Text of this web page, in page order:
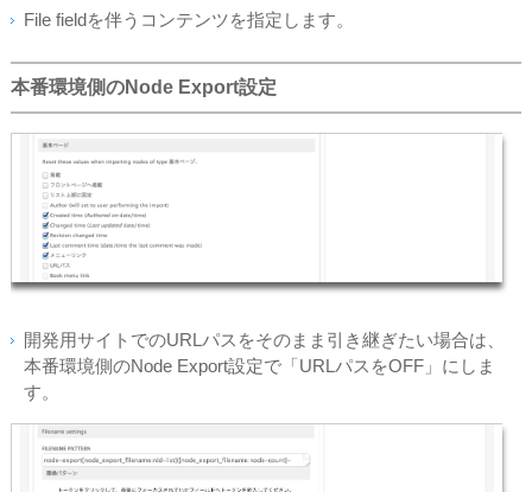
File fieldを伴うコンテンツを指定します。
本番環境側のNode Export設定
開発用サイトでのURLパスをそのまま引き継ぎたい場合は、
本番環境側のNode Export設定で「URLパスをOFF」にしま
す。